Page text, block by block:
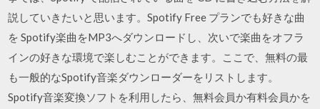
説していきたいと思います。Spotify Free プランでも好きな曲
を Spotify楽曲をMP3へダウンロードし、次いで楽曲をオフラ
インの好きな環境で楽しむことができます。ここで、無料の最
も一般的なSpotify音楽ダウンローダーをリストします。
Spotify音楽変換ソフトを利用したら、無料会員か有料会員かを